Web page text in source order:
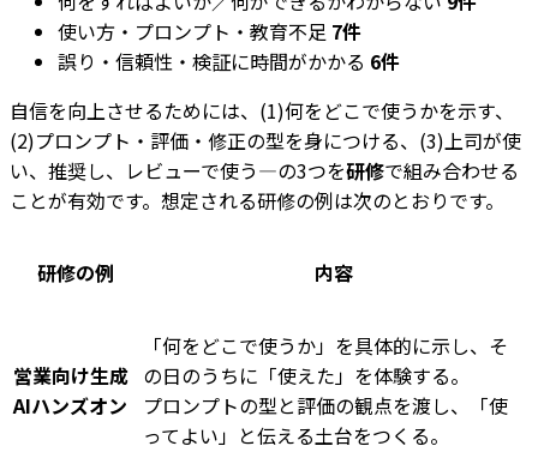
使い方・プロンプト・教育不足 7件
誤り・信頼性・検証に時間がかかる 6件
自信を向上させるためには、(1)何をどこで使うかを示す、
(2)プロンプト・評価・修正の型を身につける、(3)上司が使
い、推奨し、レビューで使う—の3つを研修で組み合わせる
ことが有効です。想定される研修の例は次のとおりです。
研修の例 内容
営業向け生成
AIハンズオン
「何をどこで使うか」を具体的に示し、そ
の日のうちに「使えた」を体験する。
プロンプトの型と評価の観点を渡し、「使
ってよい」と伝える土台をつくる。